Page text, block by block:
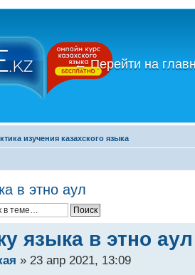
←Перейти на
изучения казахского языка
в этно аул
языка в этно аул
» 23 апр 2021, 13:09